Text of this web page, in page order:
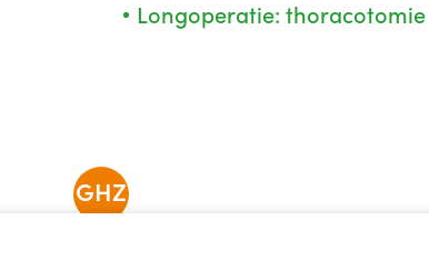
Longoperatie: thoracotomie
GHZ